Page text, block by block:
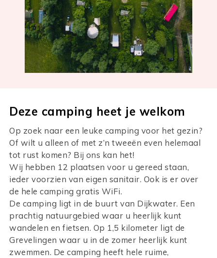
Deze camping heet je welkom
Op zoek naar een leuke camping voor het gezin?
Of wilt u alleen of met z’n tweeën even helemaal
tot rust komen? Bij ons kan het!
Wij hebben 12 plaatsen voor u gereed staan,
ieder voorzien van eigen sanitair. Ook is er over
de hele camping gratis WiFi.
De camping ligt in de buurt van Dijkwater. Een
prachtig natuurgebied waar u heerlijk kunt
wandelen en fietsen. Op 1,5 kilometer ligt de
Grevelingen waar u in de zomer heerlijk kunt
zwemmen. De camping heeft hele ruime,